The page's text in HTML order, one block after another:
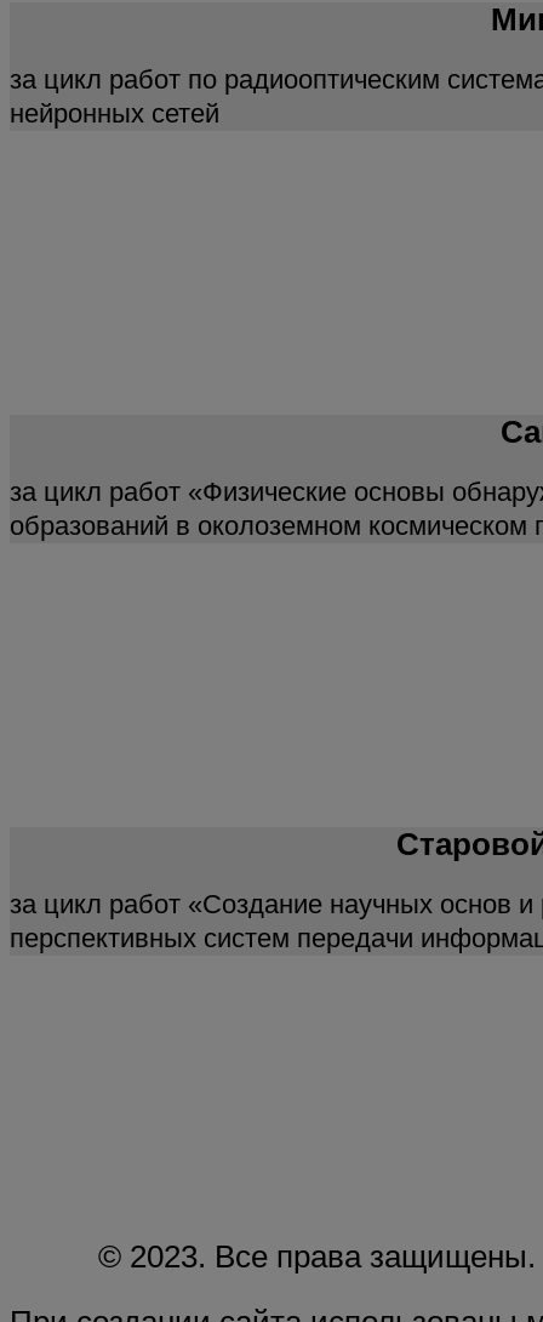
за цикл работ по радиооптическим
нейронных сетей
за цикл работ «Физические основы
образований в околоземном космическом
за цикл работ «Создание научных основ
перспективных систем передачи
© 2023. Все права защищены.